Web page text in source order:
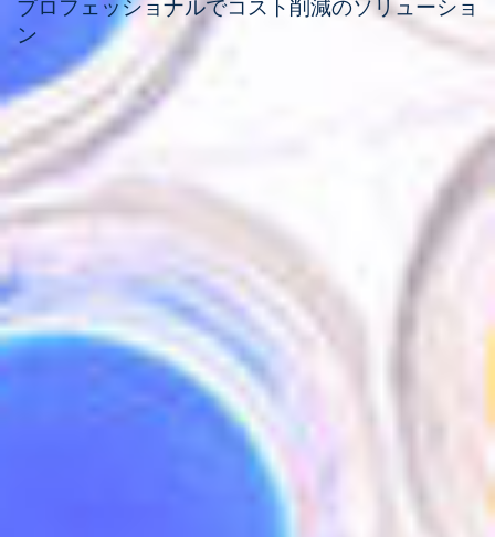
プロフェッショナルでコスト削減のソリューショ
ン